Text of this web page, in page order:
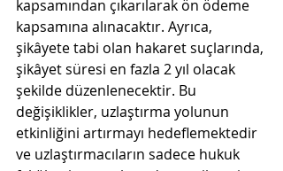
kapsamından çıkarılarak ön ödeme
kapsamına alınacaktır. Ayrıca,
şikâyete tabi olan hakaret suçlarında,
şikâyet süresi en fazla 2 yıl olacak
şekilde düzenlenecektir. Bu
değişiklikler, uzlaştırma yolunun
etkinliğini artırmayı hedeflemektedir
ve uzlaştırmacıların sadece hukuk